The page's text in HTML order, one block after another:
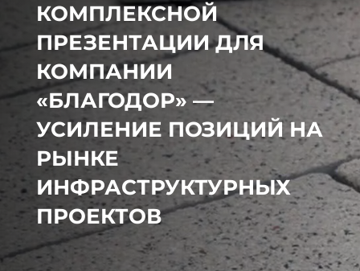
КОМПЛЕКСНОЙ
ПРЕЗЕНТАЦИИ ДЛЯ
КОМПАНИИ
«БЛАГОДОР» —
УСИЛЕНИЕ ПОЗИЦИЙ НА
РЫНКЕ
ИНФРАСТРУКТУРНЫХ
ПРОЕКТОВ